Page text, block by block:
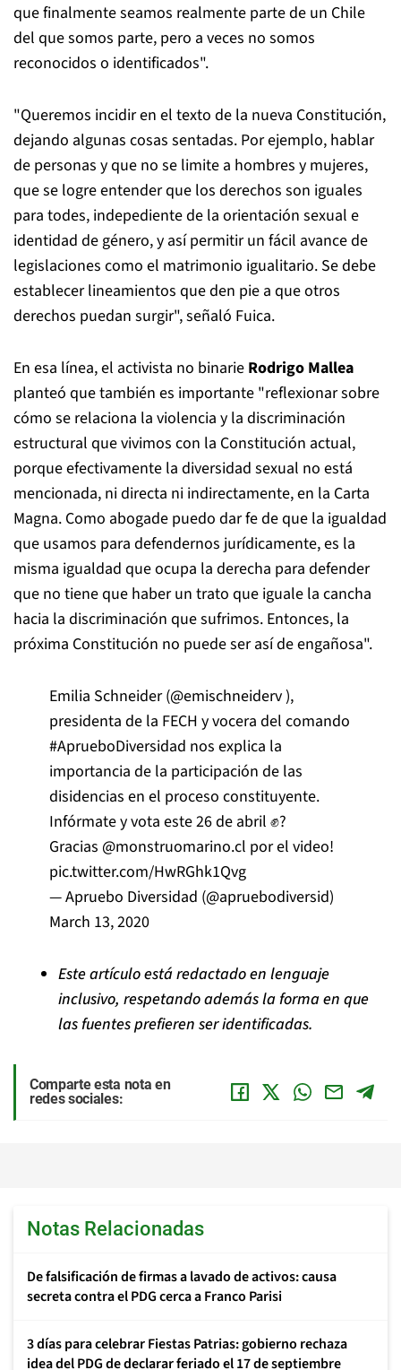
que finalmente seamos realmente parte de un Chile
del que somos parte, pero a veces no somos
reconocidos o identificados".
"Queremos incidir en el texto de la nueva Constitución,
dejando algunas cosas sentadas. Por ejemplo, hablar
de personas y que no se limite a hombres y mujeres,
que se logre entender que los derechos son iguales
para todes, indepediente de la orientación sexual e
identidad de género, y así permitir un fácil avance de
legislaciones como el matrimonio igualitario. Se debe
establecer lineamientos que den pie a que otros
derechos puedan surgir", señaló Fuica.
En esa línea, el activista no binarie Rodrigo Mallea
planteó que también es importante "reflexionar sobre
cómo se relaciona la violencia y la discriminación
estructural que vivimos con la Constitución actual,
porque efectivamente la diversidad sexual no está
mencionada, ni directa ni indirectamente, en la Carta
Magna. Como abogade puedo dar fe de que la igualdad
que usamos para defendernos jurídicamente, es la
misma igualdad que ocupa la derecha para defender
que no tiene que haber un trato que iguale la cancha
hacia la discriminación que sufrimos. Entonces, la
próxima Constitución no puede ser así de engañosa".
Emilia Schneider (@emischneiderv),
presidenta de la FECH y vocera del comando
#AprueboDiversidad nos explica la
importancia de la participación de las
disidencias en el proceso constituyente.
Infórmate y vota este 26 de abril ✊?
Gracias @monstruomarino.cl por el video!
pic.twitter.com/HwRGhk1Qvg
— Apruebo Diversidad (@apruebodiversid)
March 13, 2020
Este artículo está redactado en lenguaje
inclusivo, respetando además la forma en que
las fuentes prefieren ser identificadas.
Comparte esta nota en
redes sociales:
Notas Relacionadas
De falsificación de firmas a lavado de activos: causa
secreta contra el PDG cerca a Franco Parisi
3 días para celebrar Fiestas Patrias: gobierno rechaza
idea del PDG de declarar feriado el 17 de septiembre